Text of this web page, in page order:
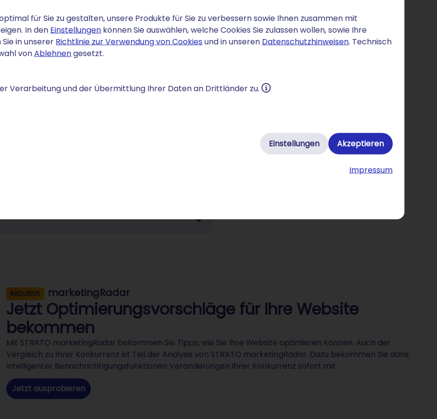
für Sie zu gestalten, unsere Produkte für Sie zu verbessern sowie Ihnen zusammen mit
In den Einstellungen können Sie auswählen, welche Cookies Sie zulassen wollen, sowie Ihre
in unserer Richtlinie zur Verwendung von Cookies und in unseren Datenschutzhinweisen. Technisch
vonAblehnengesetzt.
Verarbeitung und der Übermittlung Ihrer Daten an Drittländer zu.
Einstellungen Akzeptieren
Impressum
schalten. Das Tool adCoach leitet Sie mit
Am Ende haben Sie eine Anzeige
Geschäft aufmerksam machen.
Suchwörtern
INKLUSIVE marketingRadar
Jetzt Optimierungsvorschläge für Ihre Website
bekommen
Mit STRATO marketingRadar bekommen Sie Tipps, wie Sie Ihre Website optimieren können. Auch der
Vergleich zu Ihrer Konkurrenz ist Teil der Analyse von STRATO marketingRadar. Dazu bekommen Sie dank
intelligenter Benachrichtigungsfunktionen Veränderungen Ihrer Konkurrenz sofort mit.
Jetzt ausprobieren